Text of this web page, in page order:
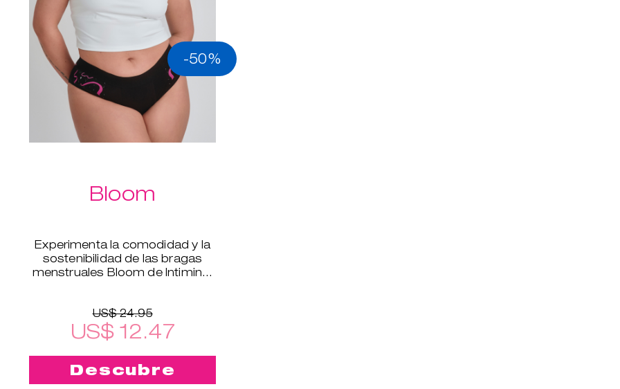
-50%
Bloom
Experimenta la comodidad y la
sostenibilidad de las bragas
menstruales Bloom de Intimina,
US$ 24.95
US$ 12.47
Descubre